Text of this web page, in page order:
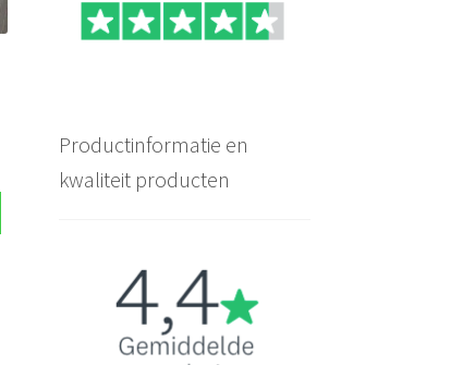
Productinformatie en
kwaliteit producten